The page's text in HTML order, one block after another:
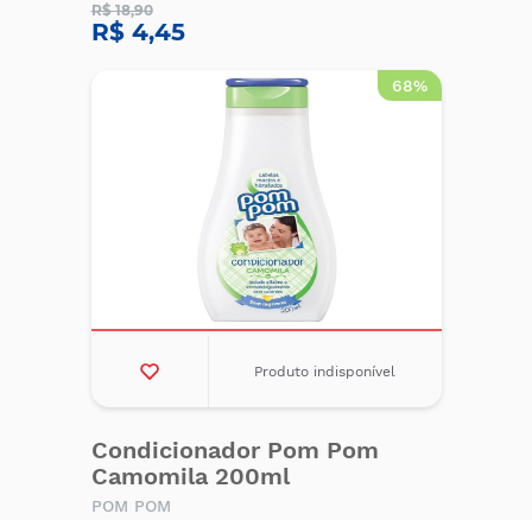
R$ 18,90
R$ 4,45
68%
Produto indisponível
Condicionador Pom Pom
Camomila 200ml
POM POM